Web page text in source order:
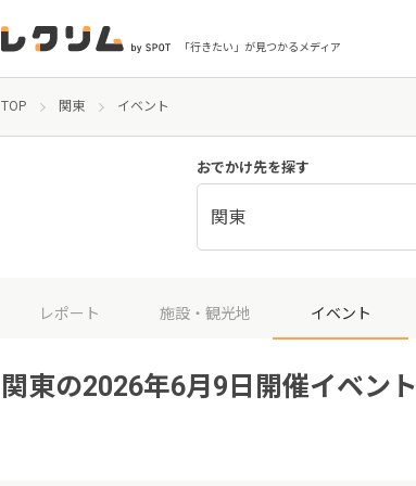
「行きたい」が見つかるメディア
TOP 関東 イベント
おでかけ先を探す
関東
レポート 施設・観光地 イベント
関東の2026年6月9日開催イベント